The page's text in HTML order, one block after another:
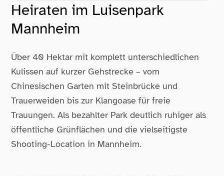
Heiraten im Luisenpark
Mannheim
Über 40 Hektar mit komplett unterschiedlichen
Kulissen auf kurzer Gehstrecke – vom
Chinesischen Garten mit Steinbrücke und
Trauerweiden bis zur Klangoase für freie
Trauungen. Als bezahlter Park deutlich ruhiger als
öffentliche Grünflächen und die vielseitigste
Shooting-Location in Mannheim.